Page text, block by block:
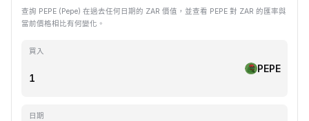
查詢 PEPE (Pepe) 在過去任何日期的 ZAR 價值，並查看 PEPE 對 ZAR 的匯率與
當前價格相比有何變化。
買入
PEPE
日期